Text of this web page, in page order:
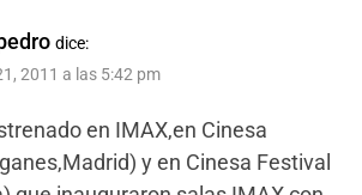
dice:
2011 a las 5:42 pm
en IMAX,en Cinesa
y en Cinesa Festival